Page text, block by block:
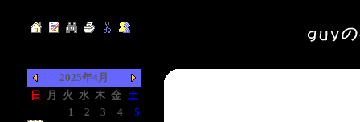
2025年4月
日
月 火 水 木 金 土
1 2 3 4
5